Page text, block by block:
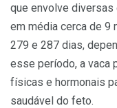
que envolve diversas
em média cerca de 9
279 e 287 dias,
esse período, a vaca
físicas e hormonais
saudável do feto.